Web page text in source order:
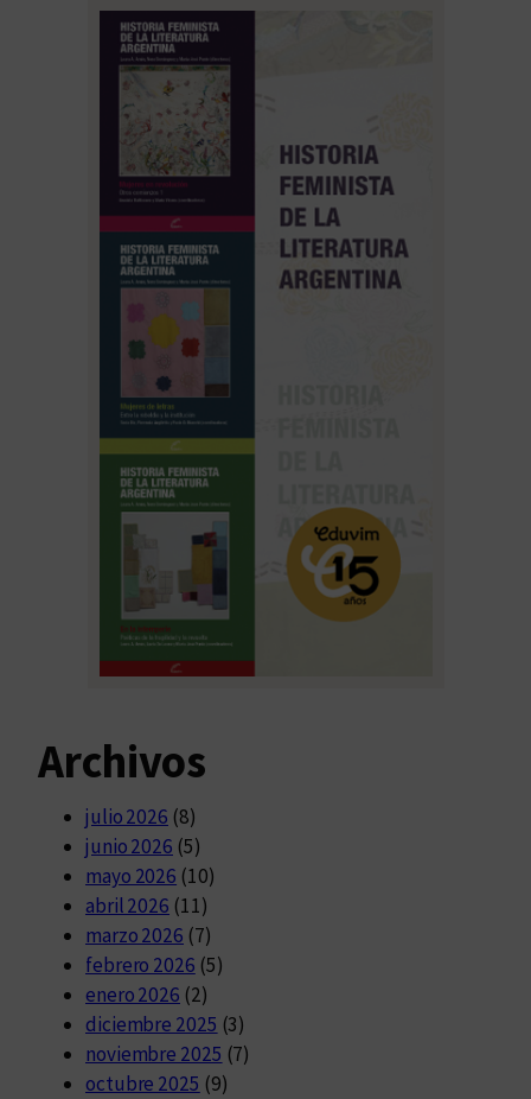
Archivos
julio 2026 (8)
junio 2026 (5)
mayo 2026 (10)
abril 2026 (11)
marzo 2026 (7)
febrero 2026 (5)
enero 2026 (2)
diciembre 2025 (3)
noviembre 2025 (7)
octubre 2025 (9)